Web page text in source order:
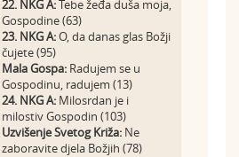
22. NKG A:Tebe žeđa duša moja,
Gospodine (63)
23. NKG A:O, da danas glas Božji
čujete (95)
Mala Gospa: Radujem se u
Gospodinu, radujem (13)
24. NKG A: Milosrdan je i
milostiv Gospodin (103)
Uzvišenje Svetog Križa: Ne
zaboravite djela Božjih (78)